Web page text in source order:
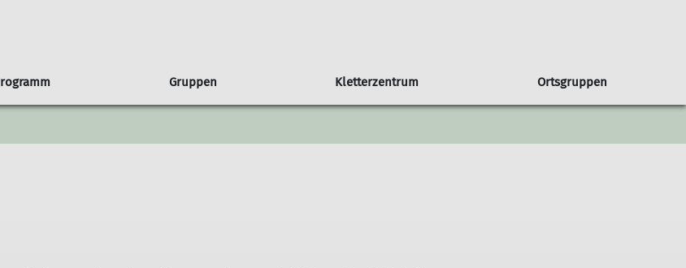
Hütten Ehrenamt in unserer Sektion Newsletter
Tourenübersicht Programmheft
Gruppen
Familiengruppe Klettertreffs Seniorengruppe Sportgruppe
Kletterzentrum
und Anfahrt Routenbau Klettern & Bouldern mit Kids
Ortsgruppen
Orstgruppe Bühl